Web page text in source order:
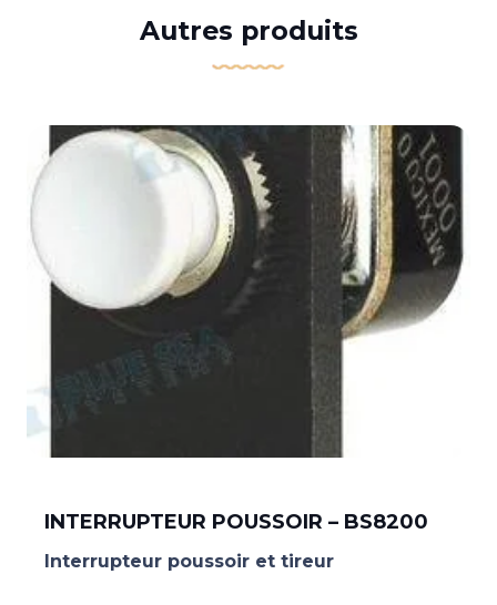
Autres produits
INTERRUPTEUR POUSSOIR – BS8200
Interrupteur poussoir et tireur